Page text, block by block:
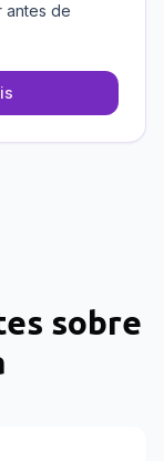
antes de
sobre